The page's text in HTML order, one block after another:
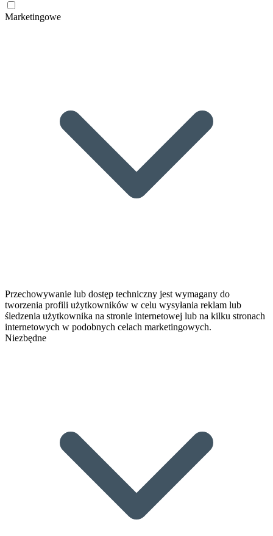
Marketingowe
Przechowywanie lub dostęp techniczny jest wymagany do
tworzenia profili użytkowników w celu wysyłania reklam lub
śledzenia użytkownika na stronie internetowej lub na kilku stronach
internetowych w podobnych celach marketingowych.
Niezbędne